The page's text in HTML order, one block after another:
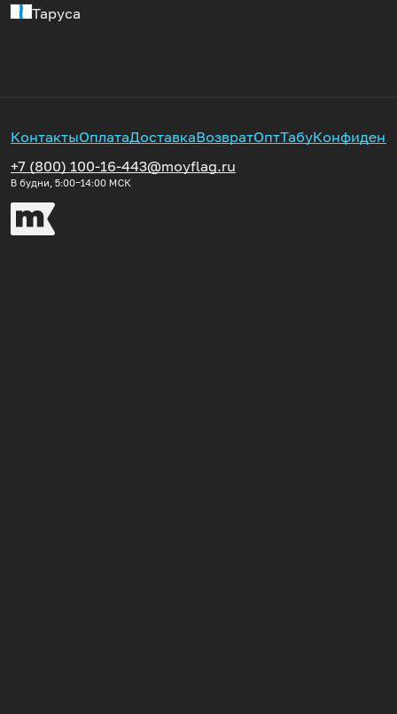
Таруса
КонтактыОплатаДоставкаВозвратОптТабу
+7 (800) 100-16-44
В будни, 5:00‒14:00 МСК
3@moyflag.ru